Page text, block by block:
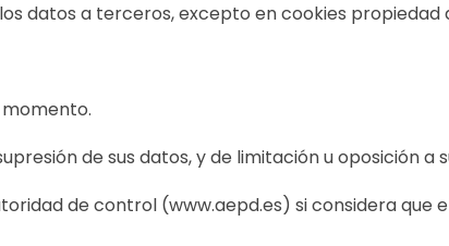
datos a terceros, excepto en cookies
de sus datos, y de limitación u oposición a
de control (www.aepd.es) si considera que